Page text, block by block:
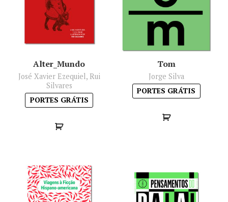
Política de privacidade
Mapa do site
Alter_Mundo
José Xavier Ezequiel, Rui
Silvares
PORTES GRÁTIS
Tom
Jorge Silva
PORTES GRÁTIS